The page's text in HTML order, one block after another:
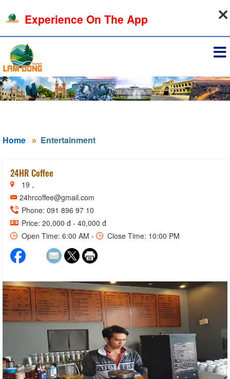
Home Entertainment
24HR Coffee
19 ,
24hrcoffee@gmail.com
Phone: 091 896 97 10
Price: 20,000 đ - 40,000 đ
Open Time: 6:00 AM -
Close Time: 10:00 PM
Experience On The App